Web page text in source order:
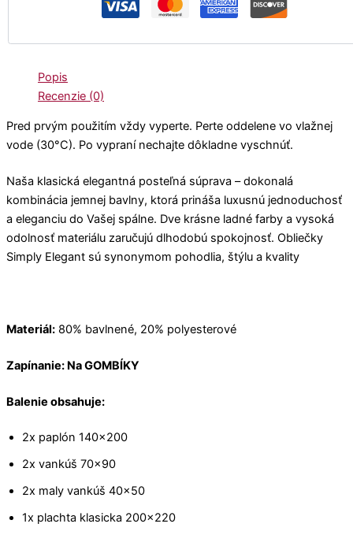
Popis
Recenzie (0)
Pred prvým použitím vždy vyperte. Perte oddelene vo vlažnej
vode (30°C). Po vypraní nechajte dôkladne vyschnúť.
Naša klasická elegantná posteľná súprava – dokonalá
kombinácia jemnej bavlny, ktorá prináša luxusnú jednoduchosť
a eleganciu do Vašej spálne. Dve krásne ladné farby a vysoká
odolnosť materiálu zaručujú dlhodobú spokojnosť. Obliečky
Simply Elegant sú synonymom pohodlia, štýlu a kvality
Materiál: 80% bavlnené, 20% polyesterové
Zapínanie: Na GOMBÍKY
Balenie obsahuje:
2x paplón 140×200
2x vankúš 70×90
2x maly vankúš 40×50
1x plachta klasicka 200×220